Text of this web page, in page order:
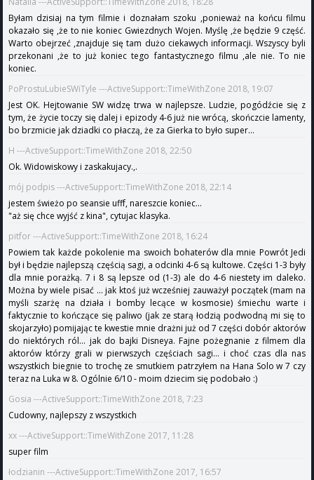
Byłam dzisiaj na tym filmie i doznałam szoku ,ponieważ na końcu filmu
okazało się ,że to nie koniec Gwiezdnych Wojen. Myślę ,że będzie 9 część.
Warto obejrzeć ,znajduje się tam dużo ciekawych informacji. Wszyscy byli
przekonani ,że to już koniec tego fantastycznego filmu ,ale nie. To nie
koniec.
PoProstuLubieSWiTyle ---ActiveSupport::TimeWithZone 2018, 19:07
Jest OK. Hejtowanie SW widzę trwa w najlepsze. Ludzie, pogódźcie się z
tym, że życie toczy się dalej i epizody 4-6 już nie wrócą, skończcie lamenty,
bo brzmicie jak dziadki co płaczą, że za Gierka to było super...
H ---ActiveSupport::TimeWithZone 2018, 22:50
Ok. Widowiskowy i zaskakujacy.,.
mój podpis ---ActiveSupport::TimeWithZone 2018, 22:14
jestem świeżo po seansie ufff, nareszcie koniec...
"aż się chce wyjść z kina", cytujac klasyka.
pitfor ---ActiveSupport::TimeWithZone 2018, 16:24
Powiem tak każde pokolenie ma swoich bohaterów dla mnie Powrót Jedi
był i będzie najlepszą częścią sagi, a odcinki 4-6 są kultowe. Części 1-3 były
dla mnie porażką. 7 i 8 są lepsze od (1-3) ale do 4-6 niestety im daleko.
Można by wiele pisać ... jak ktoś już wcześniej zauważył początek (mam na
myśli szarżę na działa i bomby lecące w kosmosie) śmiechu warte i
faktycznie to kończące się paliwo (jak ze starą łodzią podwodną mi się to
skojarzyło) pomijając te kwestie mnie drażni już od 7 części dobór aktorów
do niektórych ról... jak do bajki Disneya. Fajne pożegnanie z filmem dla
aktorów którzy grali w pierwszych częściach sagi... i choć czas dla nas
wszystkich biegnie to trochę ze smutkiem patrzyłem na Hana Solo w 7 czy
teraz na Luka w 8. Ogólnie 6/10 - moim dziecim się podobało :)
Gosia ---ActiveSupport::TimeWithZone 2018, 7:23
Cudowny, najlepszy z wszystkich
xx ---ActiveSupport::TimeWithZone 2017, 11:28
super film
łodzianin ---ActiveSupport::TimeWithZone 2017, 16:57